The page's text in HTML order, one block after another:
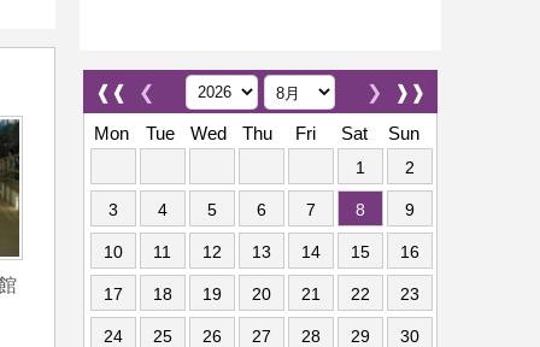
❰❰ ❮ ❱❱
❯
Mon
Tue Wed Thu Fri Sat Sun
1 2
3 4 5 6 7 8 9
10 11 12 13 14 15 16
17 18 19 20 21 22 23
24 25 26 27 28 29 30